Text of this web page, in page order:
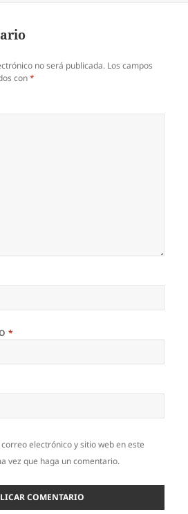
no será publicada. Los campos
con*
*
electrónico y sitio web en este
vez que haga un comentario.